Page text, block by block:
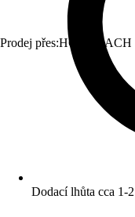
Prodej přes:HORNBACH
Dodací lhůta cca 1-